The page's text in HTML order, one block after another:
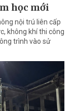
học mới
nội trú liên cấp
không khí thi công
trình vào sử